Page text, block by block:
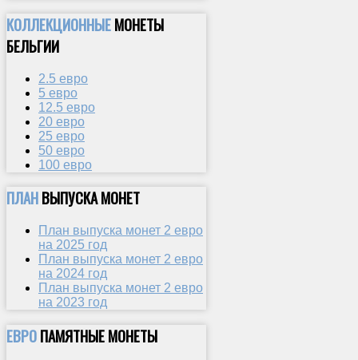
КОЛЛЕКЦИОННЫЕМОНЕТЫ
БЕЛЬГИИ
2.5 евро
5 евро
12.5 евро
20 евро
25 евро
50 евро
100 евро
ПЛАНВЫПУСКА МОНЕТ
План выпуска монет 2 евро
на 2025 год
План выпуска монет 2 евро
на 2024 год
План выпуска монет 2 евро
на 2023 год
ЕВРОПАМЯТНЫЕ МОНЕТЫ